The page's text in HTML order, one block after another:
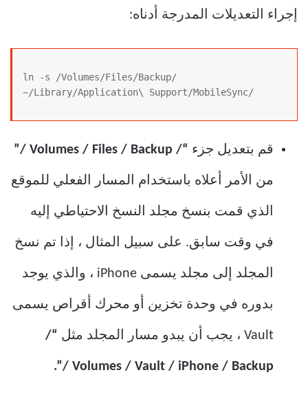
إجراء التعديلات المدرجة أدناه:
ln -s /Volumes/Files/Backup/
~/Library/Application\ Support/MobileSync/
قم بتعديل جزء “/ Volumes / Files / Backup /”
من الأمر أعلاه باستخدام المسار الفعلي للموقع
الذي قمت بنسخ مجلد النسخ الاحتياطي إليه
في وقت سابق. على سبيل المثال ، إذا تم نسخ
المجلد إلى مجلد يسمى iPhone ، والذي يوجد
بدوره في وحدة تخزين أو محرك أقراص يسمى
Vault ، يجب أن يبدو مسار المجلد مثل “/
Volumes / Vault / iPhone / Backup /”.